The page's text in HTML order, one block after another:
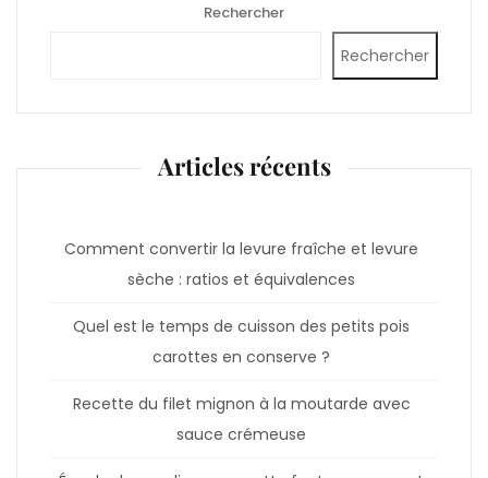
Rechercher
Rechercher
Articles récents
Comment convertir la levure fraîche et levure
sèche : ratios et équivalences
Quel est le temps de cuisson des petits pois
carottes en conserve ?
Recette du filet mignon à la moutarde avec
sauce crémeuse